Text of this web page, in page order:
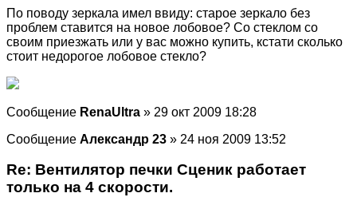
По поводу зеркала имел ввиду: старое зеркало без
проблем ставится на новое лобовое? Со стеклом со
своим приезжать или у вас можно купить, кстати сколько
стоит недорогое лобовое стекло?
Сообщение RenaUltra » 29 окт 2009 18:28
Сообщение Александр 23 » 24 ноя 2009 13:52
Re: Вентилятор печки Сценик работает
только на 4 скорости.